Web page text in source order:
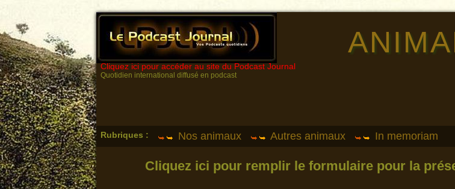
Cliquez ici pour accéder au site du Podcast Journal
Quotidien international diffusé en podcast
Rubriques : Nos animaux Autres animaux In memoriam
Cliquez ici pour remplir le formulaire pour la